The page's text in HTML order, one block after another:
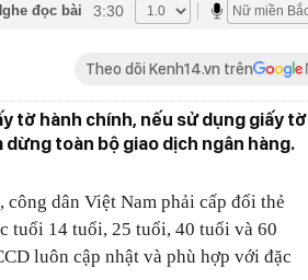
đọc bài 3:30
Theo dõi Kenh14.vn trên
tờ hành chính, nếu sử dụng giấy tờ
toàn bộ giao dịch ngân hàng.
dân Việt Nam phải cấp đổi thẻ
tuổi 14 tuổi, 25 tuổi, 40 tuổi và 60
luôn cập nhật và phù hợp với đặc